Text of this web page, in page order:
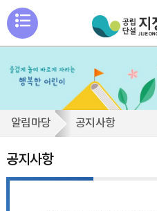
메
뉴
열
기
사
항
알림마당 공지사항
공지사항